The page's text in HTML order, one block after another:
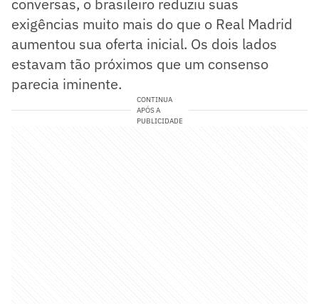
conversas, o brasileiro reduziu suas
exigências muito mais do que o Real Madrid
aumentou sua oferta inicial. Os dois lados
estavam tão próximos que um consenso
parecia iminente.
CONTINUA
APÓS A
PUBLICIDADE